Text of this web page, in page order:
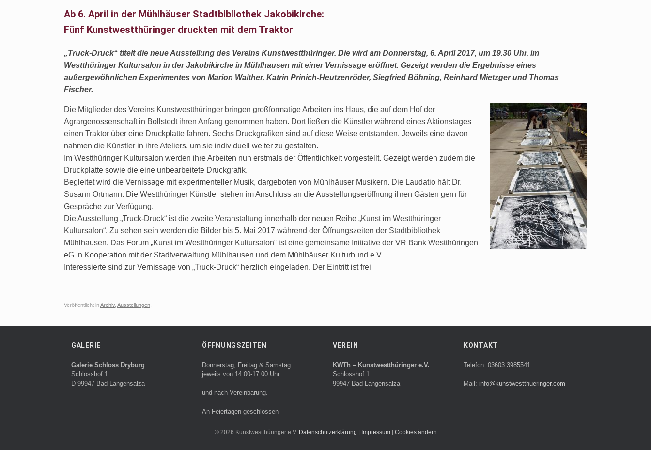
Ab 6. April in der Mühlhäuser Stadtbibliothek Jakobikirche:
Fünf Kunstwestthüringer druckten mit dem Traktor
„Truck-Druck“ titelt die neue Ausstellung des Vereins Kunstwestthüringer. Die wird am Donnerstag, 6. April 2017, um 19.30 Uhr, im
Westthüringer Kultursalon in der Jakobikirche in Mühlhausen mit einer Vernissage eröffnet. Gezeigt werden die Ergebnisse eines
außergewöhnlichen Experimentes von Marion Walther, Katrin Prinich-Heutzenröder, Siegfried Böhning, Reinhard Mietzger und Thomas
Fischer.
Die Mitglieder des Vereins Kunstwestthüringer bringen großformatige Arbeiten ins Haus, die auf dem Hof der
Agrargenossenschaft in Bollstedt ihren Anfang genommen haben. Dort ließen die Künstler während eines Aktionstages
einen Traktor über eine Druckplatte fahren. Sechs Druckgrafiken sind auf diese Weise entstanden. Jeweils eine davon
nahmen die Künstler in ihre Ateliers, um sie individuell weiter zu gestalten.
Im Westthüringer Kultursalon werden ihre Arbeiten nun erstmals der Öffentlichkeit vorgestellt. Gezeigt werden zudem die
Druckplatte sowie die eine unbearbeitete Druckgrafik.
Begleitet wird die Vernissage mit experimenteller Musik, dargeboten von Mühlhäuser Musikern. Die Laudatio hält Dr.
Susann Ortmann. Die Westthüringer Künstler stehen im Anschluss an die Ausstellungseröffnung ihren Gästen gern für
Gespräche zur Verfügung.
Die Ausstellung „Truck-Druck“ ist die zweite Veranstaltung innerhalb der neuen Reihe „Kunst im Westthüringer
Kultursalon“. Zu sehen sein werden die Bilder bis 5. Mai 2017 während der Öffnungszeiten der Stadtbibliothek
Mühlhausen. Das Forum „Kunst im Westthüringer Kultursalon“ ist eine gemeinsame Initiative der VR Bank Westthüringen
eG in Kooperation mit der Stadtverwaltung Mühlhausen und dem Mühlhäuser Kulturbund e.V.
Interessierte sind zur Vernissage von „Truck-Druck“ herzlich eingeladen. Der Eintritt ist frei.
Veröffentlicht inArchiv, Ausstellungen
GALERIE
Galerie Schloss Dryburg
Schlosshof 1
D-99947 Bad Langensalza
ÖFFNUNGSZEITEN
Donnerstag, Freitag & Samstag
jeweils von 14.00-17.00 Uhr
und nach Vereinbarung.
An Feiertagen geschlossen
VEREIN
KWTh – Kunstwestthüringer e.V.
Schlosshof 1
99947 Bad Langensalza
KONTAKT
Telefon: 03603 3985541
Mail: info@kunstwestthueringer.com
© 2026 Kunstwestthüringer e.V. Datenschutzerklärung Impressum Cookies ändern